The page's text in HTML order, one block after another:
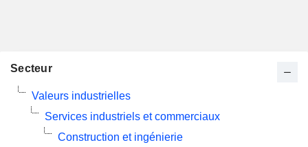
Secteur
Valeurs industrielles
Services industriels et commerciaux
Construction et ingénierie